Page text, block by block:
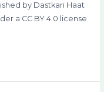
by Dastkari Haat
a CC BY 4.0 license